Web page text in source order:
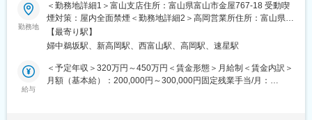
耗品
・医療機器：病院の受付から退院までのあらゆる場面で使用され
る医療機器
・研究機器：電子顕微鏡や分析装置、実験台、超低温フリーザー
・IT医療ソフトウェア：電子カルテ、医療機器管理システム、医
科システム、画像診断システム、内視鏡関連システムなど
■業務内容：
病院やクリニックなどの医療機関に対し、医療機器や医療材料の
提案・販売をお任せします。
医療現場に欠かせない製品を通じて、医師や看護師をはじめとす
る医療従事者を支援し、地域医療に貢献できるやりがいのあるポ
ジションです。
勤務地
＜勤務地詳細1＞富山支店住所：富山県富山市金屋767-18 受動喫
煙対策：屋内全面禁煙＜勤務地詳細2＞高岡営業所住所：富山県高
岡市上関769-1 受動喫煙対策：屋内全面禁煙変更の範囲：無
【最寄り駅】
婦中鵜坂駅、新高岡駅、西富山駅、高岡駅、速星駅
給与
＜予定年収＞320万円～450万円＜賃金形態＞月給制＜賃金内訳＞
月額（基本給）：200,000円～300,000円固定残業手当/月：